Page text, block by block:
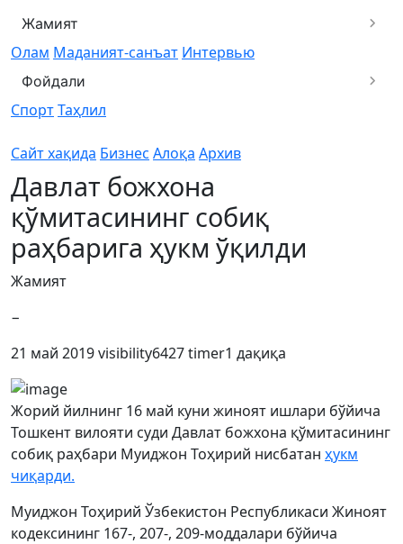
Жамият
Олам Маданият-санъат Интервью
Фойдали
СпортТаҳлил
Сайт хақида Бизнес Алоқа Архив
Давлат божхона
қўмитасининг собиқ
раҳбарига ҳукм ўқилди
Жамият
−
21 май 2019visibility6427timer1 дақиқа
Жорий йилнинг 16 май куни жиноят ишлари бўйича
Тошкент вилояти суди Давлат божхона қўмитасининг
собиқ раҳбари Муиджон Тоҳирий нисбатан ҳукм
чиқарди.
Муиджон Тоҳирий Ўзбекистон Республикаси Жиноят
кодексининг 167-, 207-, 209-моддалари бўйича